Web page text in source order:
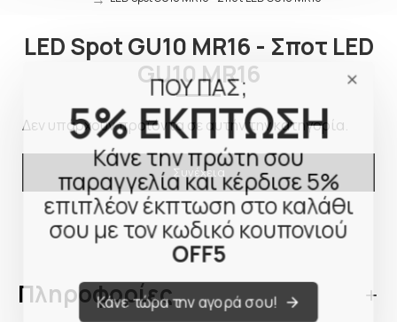
ΠΟΥ ΠΑΣ;
5% ΕΚΠΤΩΣΗ
Κάνε την πρώτη σου
παραγγελία και κέρδισε 5%
επιπλέον έκπτωση στο καλάθι
σου με τον κωδικό κουπονιού
OFF5
Κάνε τώρα την αγορά σου!
LED Spot GU10 MR16 - Σποτ LED
GU10 MR16
Δεν υπάρχουν προϊόντα σε αυτήν την κατηγορία.
Συνέχεια
Πληροφορίες